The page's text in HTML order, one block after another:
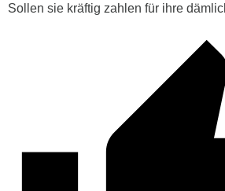
Sollen sie kräftig zahlen für ihre